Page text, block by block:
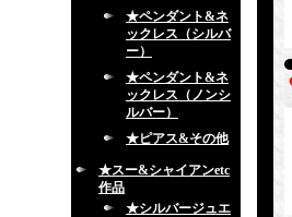
★ペンダント&ネ
ックレス（シルバ
ー）
★ペンダント&ネ
ックレス（ノンシ
ルバー）
★ピアス&その他
★スー&シャイアンetc
作品
★シルバージュエ